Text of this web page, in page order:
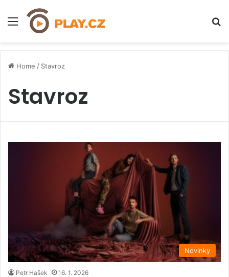
Menu
Home / Stavroz
Stavroz
Novinky
Petr Hašek 16. 1. 2026